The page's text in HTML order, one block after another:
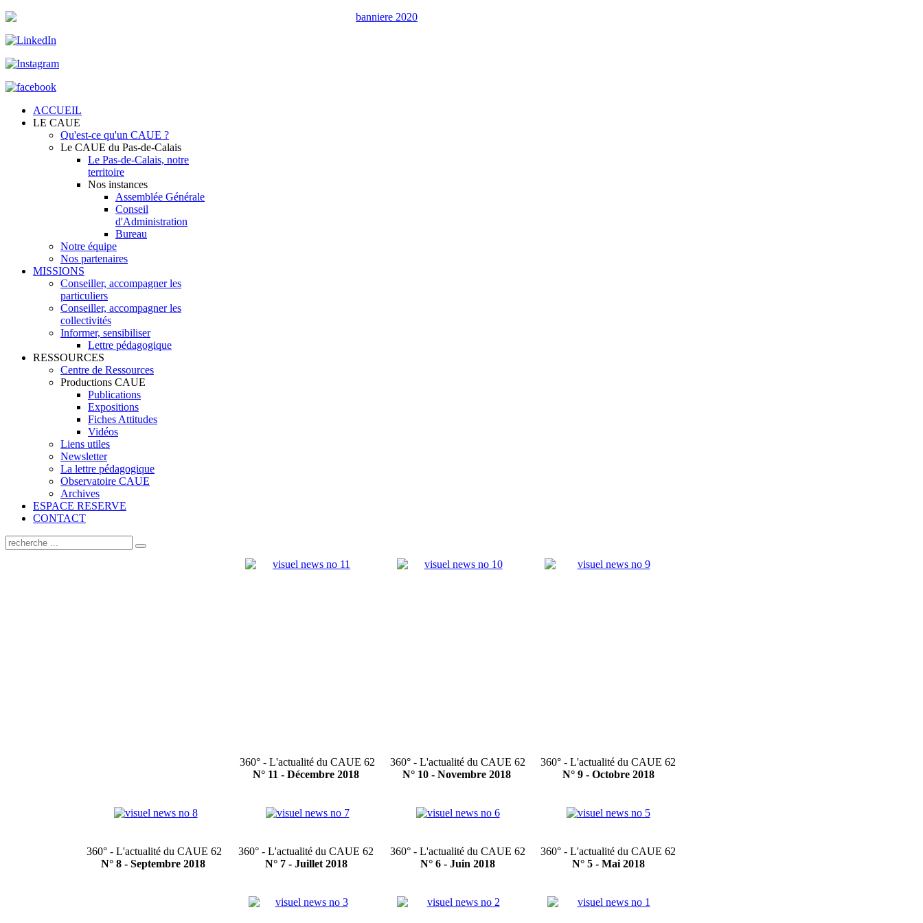
ACCUEIL
LE CAUE
Qu'est-ce qu'un CAUE ?
Le CAUE du Pas-de-Calais
Le Pas-de-Calais, notre
territoire
Nos instances
Assemblée Générale
Conseil
d'Administration
Bureau
Notre équipe
Nos partenaires
MISSIONS
Conseiller, accompagner les
particuliers
Conseiller, accompagner les
collectivités
Informer, sensibiliser
Lettre pédagogique
RESSOURCES
Centre de Ressources
Productions CAUE
Publications
Expositions
Fiches Attitudes
Vidéos
Liens utiles
Newsletter
La lettre pédagogique
Observatoire CAUE
Archives
ESPACE RESERVE
CONTACT
360° - L'actualité du CAUE 62
N° 11 - Décembre 2018
360° - L'actualité du CAUE 62
N° 10 - Novembre 2018
360° - L'actualité du CAUE 62
N° 9 - Octobre 2018
360° - L'actualité du CAUE 62
N° 8 - Septembre 2018
360° - L'actualité du CAUE 62
N° 7 - Juillet 2018
360° - L'actualité du CAUE 62
N° 6 - Juin 2018
360° - L'actualité du CAUE 62
N° 5 - Mai 2018